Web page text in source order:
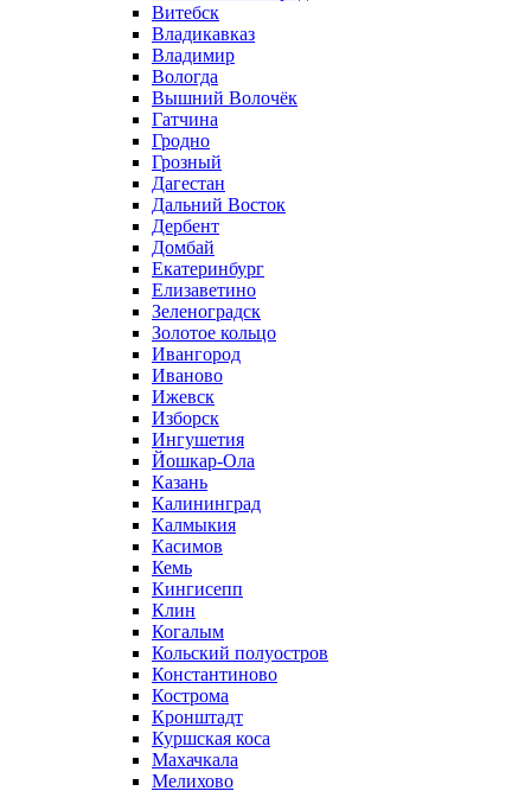
Витебск
Владикавказ
Владимир
Вологда
Вышний Волочёк
Гатчина
Гродно
Грозный
Дагестан
Дальний Восток
Дербент
Домбай
Екатеринбург
Елизаветино
Зеленоградск
Золотое кольцо
Ивангород
Иваново
Ижевск
Изборск
Ингушетия
Йошкар-Ола
Казань
Калининград
Калмыкия
Касимов
Кемь
Кингисепп
Клин
Когалым
Кольский полуостров
Константиново
Кострома
Кронштадт
Куршская коса
Махачкала
Мелихово